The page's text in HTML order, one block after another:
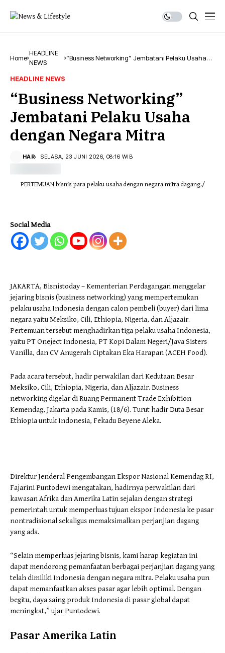
Home
HEADLINE
NEWS
“Business Networking” Jembatani Pelaku Usaha
HEADLINE NEWS
“Business Networking”
Jembatani Pelaku Usaha
dengan Negara Mitra
HAR SELASA, 23 JUNI 2026, 08:16 WIB
PERTEMUAN bisnis para pelaku usaha dengan negara mitra dagang./
Social Media
JAKARTA, Bisnistoday – Kementerian Perdagangan menggelar
jejaring bisnis (business networking) yang mempertemukan
pelaku usaha Indonesia dengan calon pembeli (buyer) dari lima
negara yaitu Meksiko, Cili, Ethiopia, Nigeria, dan Aljazair.
Pertemuan tersebut menghadirkan tiga pelaku usaha Indonesia,
yaitu PT Oneject Indonesia, PT Kopi Dalam Negeri/Java Sisters
Vanilla, dan CV Anugerah Ciptakan Eka Harapan (ACEH Food).
Pada acara tersebut, hadir perwakilan dari Kedutaan Besar
Meksiko, Cili, Ethiopia, Nigeria, dan Aljazair. Business
networking digelar di Ruang Permanent Trade Exhibition
Kemendag, Jakarta pada Kamis, (18/6). Turut hadir Duta Besar
Ethiopia untuk Indonesia, Fekadu Beyene Aleka.
Direktur Jenderal Pengembangan Ekspor Nasional Kemendag RI,
Fajarini Puntodewi mengatakan, hadirnya perwakilan dari
kawasan Afrika dan Amerika Latin sejalan dengan strategi
pemerintah untuk memperluas tujuan ekspor Indonesia ke pasar
nontradisional sekaligus memaksimalkan perjanjian dagang
yang ada.
“Selain memperluas jejaring bisnis, kami harap kegiatan ini
dapat mendorong pemanfaatan berbagai perjanjian dagang yang
telah dimiliki Indonesia dengan negara mitra. Pelaku usaha pun
dapat memanfaatkan akses pasar agar lebih optimal. Dengan
begitu, daya saing produk Indonesia di pasar global dapat
meningkat,” ujar Puntodewi.
Pasar Amerika Latin